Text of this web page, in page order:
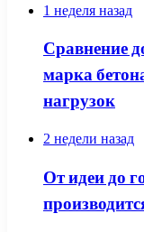
1 неделя назад
Сравнение
марка
нагрузок
2 недели назад
От идеи до